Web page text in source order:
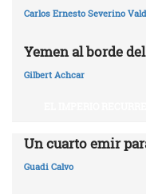
Carlos Ernesto Severino
Yemen al borde
Gilbert Achcar
Un cuarto emir
Guadi Calvo